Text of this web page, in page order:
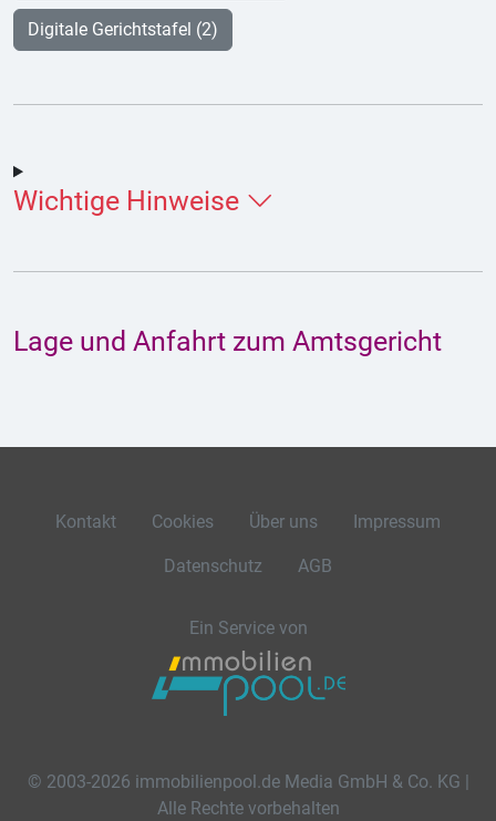
Digitale Gerichtstafel (2)
Wichtige Hinweise
Lage und Anfahrt zum Amtsgericht
Kontakt Cookies Über uns Impressum
Datenschutz AGB
Ein Service von
© 2003-2026 immobilienpool.de Media GmbH & Co. KG |
Alle Rechte vorbehalten